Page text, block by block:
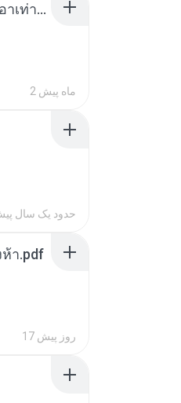
ເຊົາຮ້ອງເຖົ້າຊິເອົາທໍ່ໃດ (เซาฮ้องเถ้าสิเอาเท่าใด) ບຸນເກີດ ຫນູຫ່ວງ ft. ໂສພາ ຈຸນທະລາ
2 ماه پیش
حدود یک سال
า.pdf
17 روز پیش